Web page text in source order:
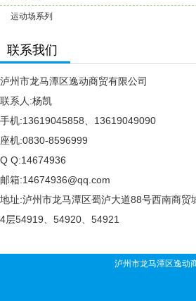
运动场系列
联系我们
泸州市龙马潭区逸动商贸有限公司
联系人:杨凯
手机:13619045858、13619049090
座机:0830-8596999
Q Q:14674936
邮箱:14674936@qq.com
地址:泸州市龙马潭区蜀泸大道88号西南商贸
4层54919、54920、54921
泸州市龙马潭区逸动